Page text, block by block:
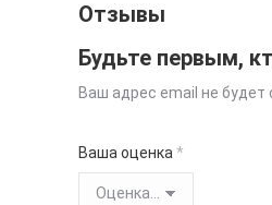
Отзывы
Будьте первым,
Ваш адрес email не будет
Ваша оценка *